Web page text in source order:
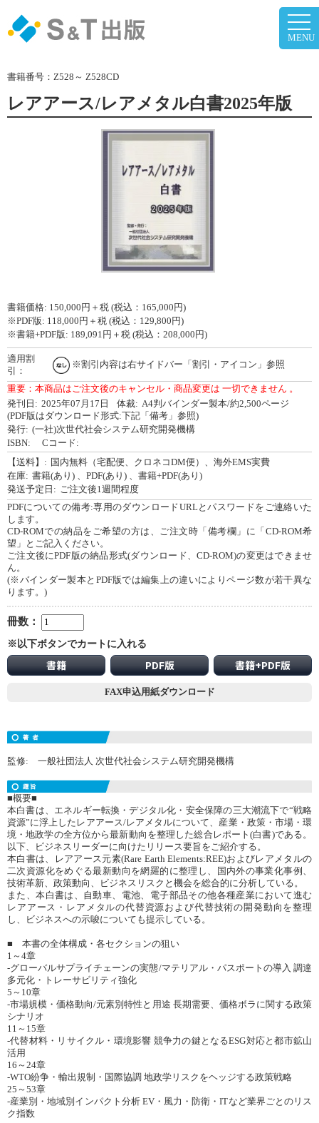
MENU
書籍番号： Z528～ Z528CD
レアアース/レアメタル白書2025年版
書籍価格: 150,000 円＋税 (税込：165,000円)
※PDF版: 118,000 円＋税 (税込：129,800円)
※書籍+PDF版: 189,091 円＋税 (税込：208,000円)
適用割
引：
※割引内容は右サイドバー「割引・アイコン」参照
重要：本商品はご注文後のキャンセル・商品変更は 一切できません 。
発刊日: 2025年07月17日 体裁: A4判バインダー製本/約2,500ページ
(PDF版はダウンロード形式:下記「備考」参照)
発行: (一社)次世代社会システム研究開発機構
ISBN:
Cコード:
【送料】: 国内無料（宅配便、クロネコDM便）、海外EMS実費
在庫: 書籍(あり) 、PDF(あり) 、書籍+PDF(あり)
発送予定日: ご注文後1週間程度
PDFについての備考:専用のダウンロードURLとパスワードをご連絡いた
します。
CD-ROMでの納品をご希望の方は、ご注文時「備考欄」に「CD-ROM希
望」とご記入ください。
ご注文後にPDF版の納品形式(ダウンロード、CD-ROM)の変更はできませ
ん。
(※バインダー製本とPDF版では編集上の違いによりページ数が若干異な
ります。)
冊数：
※以下ボタンでカートに入れる
書籍 PDF版 書籍+PDF版
FAX申込用紙ダウンロード
監修: 一般社団法人 次世代社会システム研究開発機構
■概要■
本白書は、エネルギー転換・デジタル化・安全保障の三大潮流下で“戦略
資源”に浮上したレアアース/レアメタルについて、産業・政策・市場・環
境・地政学の全方位から最新動向を整理した総合レポート(白書)である。
以下、ビジネスリーダーに向けたリリース要旨をご紹介する。
本白書は、レアアース元素(Rare Earth Elements:REE)およびレアメタルの
二次資源化をめぐる最新動向を網羅的に整理し、国内外の事業化事例、
技術革新、政策動向、ビジネスリスクと機会を総合的に分析している。
また、本白書は、自動車、電池、電子部品その他各種産業において進む
レアアース・レアメタルの代替資源および代替技術の開発動向を整理
し、ビジネスへの示唆についても提示している。
■ 本書の全体構成・各セクションの狙い
1～4章
-グローバルサプライチェーンの実態/マテリアル・パスポートの導入 調達
多元化・トレーサビリティ強化
5～10章
-市場規模・価格動向/元素別特性と用途 長期需要、価格ボラに関する政策
シナリオ
11～15章
-代替材料・リサイクル・環境影響 競争力の鍵となるESG対応と都市鉱山
活用
16～24章
-WTO紛争・輸出規制・国際協調 地政学リスクをヘッジする政策戦略
25～53章
-産業別・地域別インパクト分析 EV・風力・防衛・ITなど業界ごとのリス
ク指数